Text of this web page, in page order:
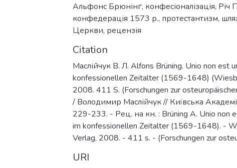
Альфонс Брюнінґ, конфесіоналізація, Річ
конфедерація 1573 р., протестантизм,
Церкви, рецензія
Citation
Маслійчук В. Л. Alfons Brüning. Unio non est
konfessionellen Zeitalter (1569-1648)
2008. 411 S. (Forschungen zur
/ Володимир Маслійчук // Київська
229-233. - Рец. на кн. : Brüning A. Unio non
im konfessionellen Zeitalter (1569-1648). -
Verlag, 2008. - 411 s. - (Forschungen zur
URI